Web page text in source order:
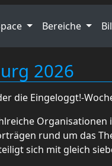
Bereiche
2026
die Eingeloggt!-
rund um das
sich mit gleich